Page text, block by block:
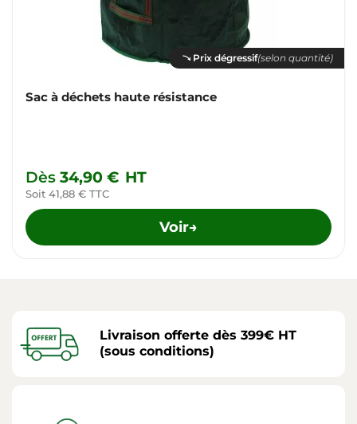
Prix dégressif(selon quantité)
Sac à déchets haute résistance
Dès 34,90 € HT
Soit 41,88 € TTC
Voir→
Livraison offerte dès 399€ HT
(sous conditions)